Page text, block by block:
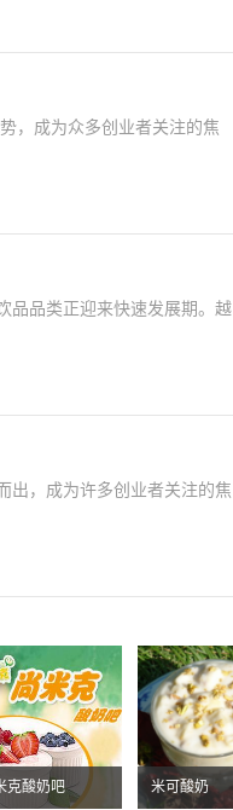
，成为众多创业者关注的焦
品品类正迎来快速发展期。越
出，成为许多创业者关注的焦
克酸奶吧 米可酸奶